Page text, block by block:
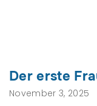
Der erste
November 3, 2025